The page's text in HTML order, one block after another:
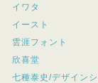
イワタ
イースト
雲涯フォント
欣喜堂
七種泰史/デザイン